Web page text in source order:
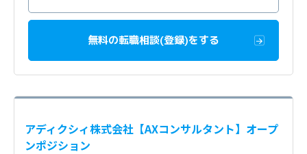
無料の転職相談(登録)をする
アディクシィ株式会社【AXコンサルタント】オープ
ンポジション